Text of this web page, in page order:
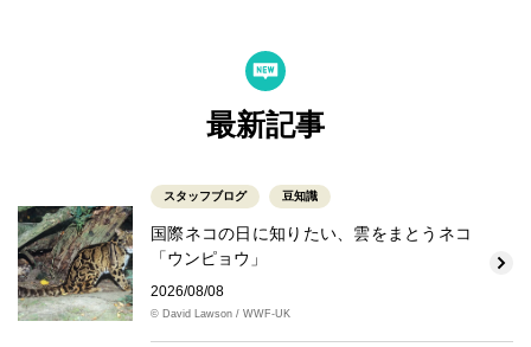
最新記事
スタッフブログ 豆知識
国際ネコの日に知りたい、雲をまとうネコ
「ウンピョウ」
2026/08/08
© David Lawson / WWF-UK